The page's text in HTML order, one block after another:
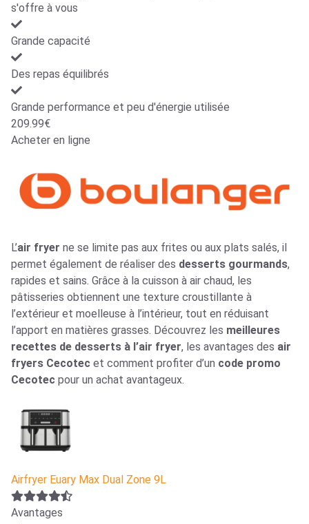
s'offre à vous
Grande capacité
Des repas équilibrés
Grande performance et peu d'énergie utilisée
209.99€
Acheter en ligne
L’air fryer ne se limite pas aux frites ou aux plats salés, il
permet également de réaliser des desserts gourmands,
rapides et sains. Grâce à la cuisson à air chaud, les
pâtisseries obtiennent une texture croustillante à
l’extérieur et moelleuse à l’intérieur, tout en réduisant
l’apport en matières grasses. Découvrez les meilleures
recettes de desserts à l’air fryer, les avantages des air
fryers Cecotec et comment profiter d’un code promo
Cecotec pour un achat avantageux.
Airfryer Euary Max Dual Zone 9L
Avantages